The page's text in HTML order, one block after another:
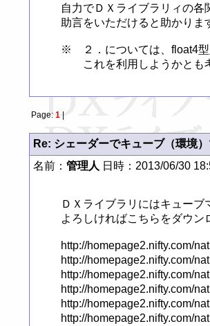
自力でＤＸライブラリィの各
助言をいただけると助かりま
※　２．については、float4
これを利用しようかとも考
Page: 1|
Re: シェーダーでキューブ（環境
名前： 管理人 日時：2013/06/30
ＤＸライブラリにはキュー
よろしければこちらをダウン
http://homepage2.nifty.com/natupaji/
http://homepage2.nifty.com/natupaji/
http://homepage2.nifty.com/
http://homepage2.nifty.com/
http://homepage2.nifty.com/
http://homepage2.nifty.com/